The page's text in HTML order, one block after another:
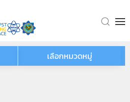
เลือกหมวดหมู่